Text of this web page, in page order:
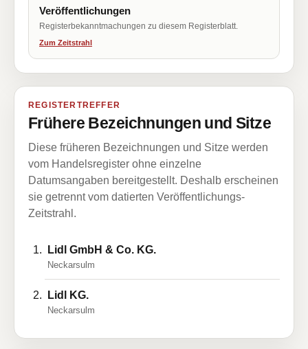
Veröffentlichungen
Registerbekanntmachungen zu diesem Registerblatt.
Zum Zeitstrahl
REGISTERTREFFER
Frühere Bezeichnungen und Sitze
Diese früheren Bezeichnungen und Sitze werden
vom Handelsregister ohne einzelne
Datumsangaben bereitgestellt. Deshalb erscheinen
sie getrennt vom datierten Veröffentlichungs-
Zeitstrahl.
Lidl GmbH & Co. KG.
Neckarsulm
Lidl KG.
Neckarsulm